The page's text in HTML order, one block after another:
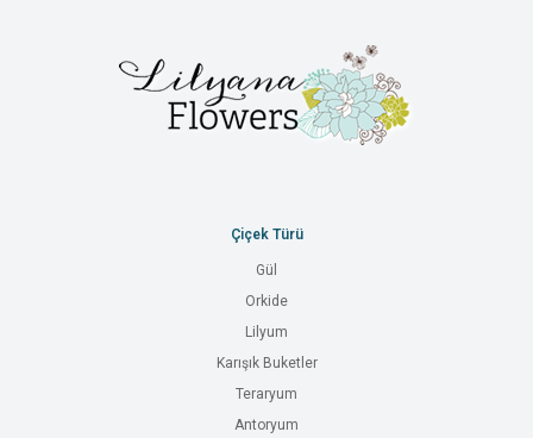
Çiçek Türü
Gül
Orkide
Lilyum
Karışık Buketler
Teraryum
Antoryum